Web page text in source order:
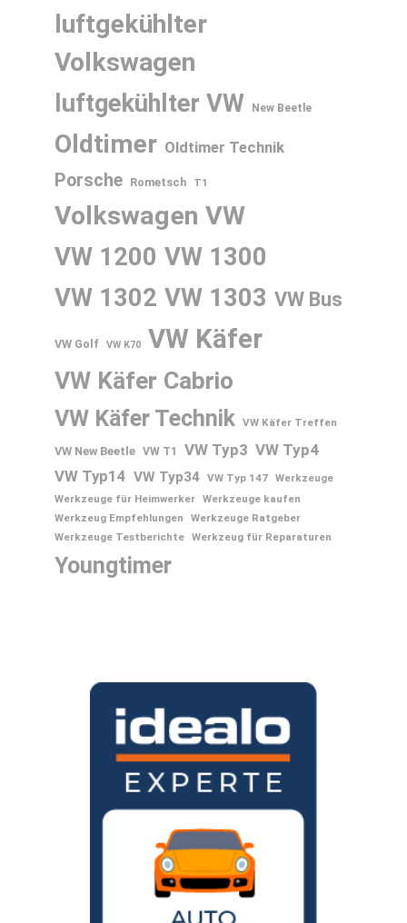
luftgekühlter
Volkswagen
luftgekühlter VW New Beetle
Oldtimer Oldtimer Technik
Porsche Rometsch T1
Volkswagen VW
VW 1200 VW 1300
VW 1302 VW 1303 VW Bus
VW Golf VW K70 VW Käfer
VW Käfer Cabrio
VW Käfer Technik VW Käfer Treffen
VW New Beetle VW T1 VW Typ3 VW Typ4
VW Typ14 VW Typ34 VW Typ 147 Werkzeuge
Werkzeuge für Heimwerker Werkzeuge kaufen
Werkzeug Empfehlungen
Werkzeuge Ratgeber
Werkzeuge Testberichte Werkzeug für Reparaturen
Youngtimer